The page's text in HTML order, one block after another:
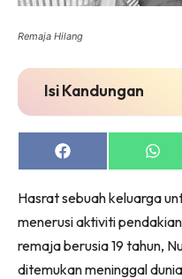
Remaja Hilang
Isi Kandungan
Share
on
Share
on
Hasrat sebuah keluarga
menerusi aktiviti
remaja berusia 19 tahun,
ditemukan meninggal